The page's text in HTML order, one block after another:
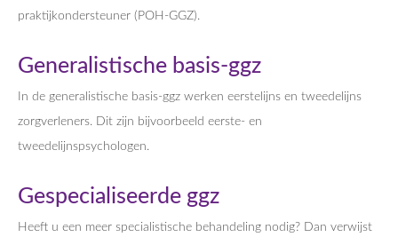
praktijkondersteuner (POH-GGZ).
Generalistische basis-ggz
In de generalistische basis-ggz werken eerstelijns en tweedelijns
zorgverleners. Dit zijn bijvoorbeeld eerste- en
tweedelijnspsychologen.
Gespecialiseerde ggz
Heeft u een meer specialistische behandeling nodig? Dan verwijst